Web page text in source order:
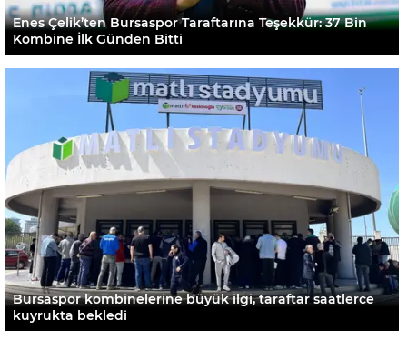
Enes Çelik’ten Bursaspor Taraftarına Teşekkür: 37 Bin
Kombine İlk Günden Bitti
Bursaspor kombinelerine büyük ilgi, taraftar saatlerce
kuyrukta bekledi